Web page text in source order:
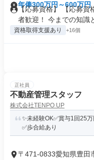
年俸300万円～600万円
【応募資格】 【応募
者歓迎！ 今までの知識
資格取得支援あり +16個
正社員
不動産管理スタッフ
株式会社TENPO UP
✨未経験OK✅賞与1回25
✅歩合給あり
〒471-0833愛知県豊田